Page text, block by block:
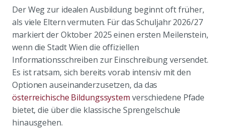
Der Weg zur idealen Ausbildung beginnt oft früher,
als viele Eltern vermuten. Für das Schuljahr 2026/27
markiert der Oktober 2025 einen ersten Meilenstein,
wenn die Stadt Wien die offiziellen
Informationsschreiben zur Einschreibung versendet.
Es ist ratsam, sich bereits vorab intensiv mit den
Optionen auseinanderzusetzen, da das
österreichische Bildungssystem verschiedene Pfade
bietet, die über die klassische Sprengelschule
hinausgehen.